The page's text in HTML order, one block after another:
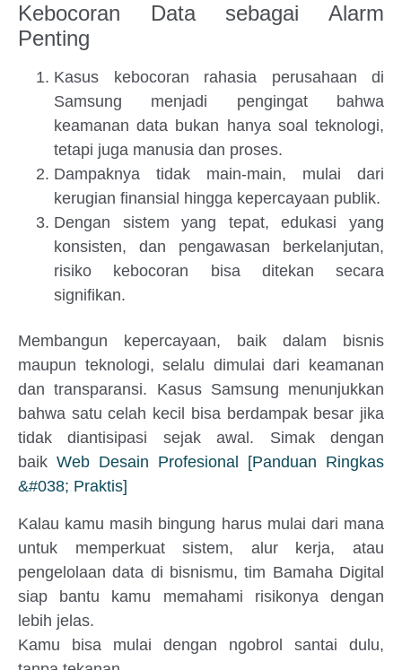
Kebocoran Data sebagai Alarm
Penting
Kasus kebocoran rahasia perusahaan di
Samsung menjadi pengingat bahwa
keamanan data bukan hanya soal teknologi,
tetapi juga manusia dan proses.
Dampaknya tidak main-main, mulai dari
kerugian finansial hingga kepercayaan publik.
Dengan sistem yang tepat, edukasi yang
konsisten, dan pengawasan berkelanjutan,
risiko kebocoran bisa ditekan secara
signifikan.
Membangun kepercayaan, baik dalam bisnis
maupun teknologi, selalu dimulai dari keamanan
dan transparansi. Kasus Samsung menunjukkan
bahwa satu celah kecil bisa berdampak besar jika
tidak diantisipasi sejak awal. Simak dengan
baik Web Desain Profesional [Panduan Ringkas
&#038; Praktis]
Kalau kamu masih bingung harus mulai dari mana
untuk memperkuat sistem, alur kerja, atau
pengelolaan data di bisnismu, tim Bamaha Digital
siap bantu kamu memahami risikonya dengan
lebih jelas.
Kamu bisa mulai dengan ngobrol santai dulu,